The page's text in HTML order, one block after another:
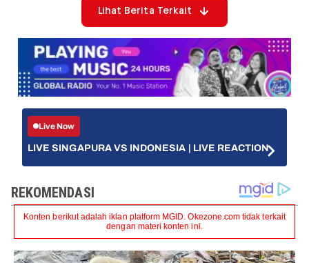
Lihat Berita Terkait
Live Now
LIVE SINGAPURA VS INDONESIA | LIVE REACTION